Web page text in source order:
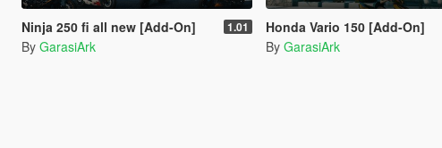
Ninja 250 fi all new [Add-On] 1.01
By GarasiArk
Honda Vario 150 [Add-On]
By GarasiArk